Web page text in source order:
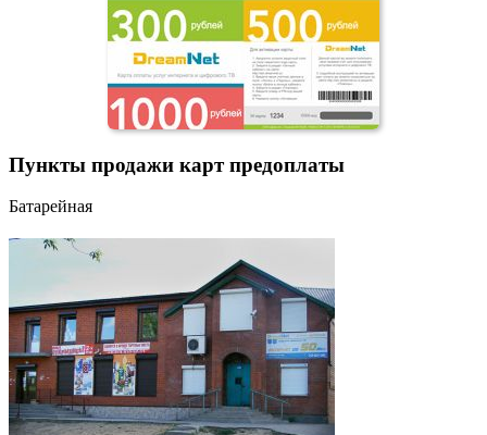
Пункты продажи карт предоплаты
Батарейная